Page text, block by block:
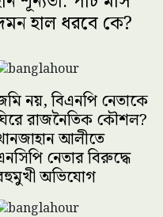
হাল ধরবে কে?
নয়, বিএনপি নেতাকে
রাজনৈতিক কৌশল?
আলীতে
নেতার বিরুদ্ধে
অভিযোগ